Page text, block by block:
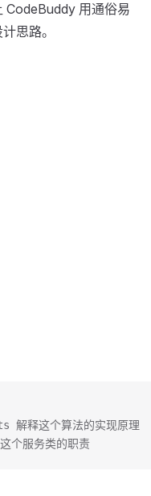
CodeBuddy 用通俗易
思路。
这个算法的实现原理
服务类的职责